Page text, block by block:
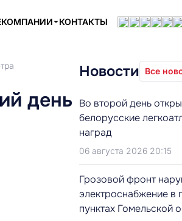
КОНТАКТЫ
день
Новости Все
Во второй день
белорусские
наград
06 августа 2026 20:15
Грозовой фронт
электроснабжение в
пунктах Гомельской